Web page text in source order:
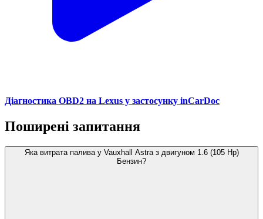
Діагностика OBD2 на Lexus у застосунку inCarDoc
Поширені запитання
Яка витрата палива у Vauxhall Astra з двигуном 1.6 (105 Hp)
Бензин?